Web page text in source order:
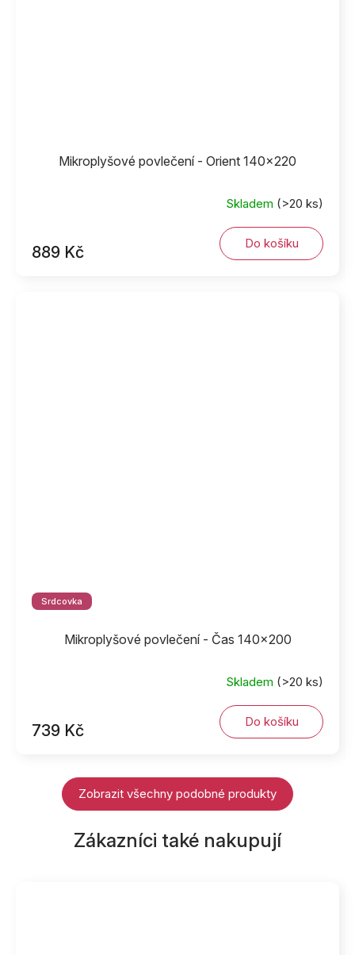
Mikroplyšové povlečení - Orient 140x220
Skladem (>20 ks)
889 Kč Do košíku
Srdcovka
Mikroplyšové povlečení - Čas 140x200
Skladem (>20 ks)
739 Kč Do košíku
Zobrazit všechny podobné produkty
Zákazníci také nakupují